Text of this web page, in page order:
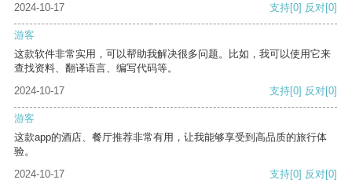
2024-10-17
支持[0] 反对[0]
游客
这款软件非常实用，可以帮助我解决很多问题。比如，我可以使用它来
查找资料、翻译语言、编写代码等。
2024-10-17
支持[0] 反对[0]
游客
这款app的酒店、餐厅推荐非常有用，让我能够享受到高品质的旅行体
验。
2024-10-17
支持[0] 反对[0]